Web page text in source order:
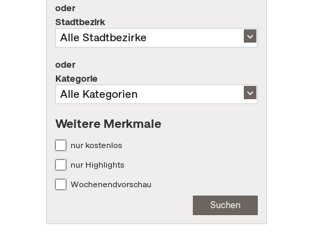
oder
Stadtbezirk
oder
Kategorie
Weitere Merkmale
nur kostenlos
nur Highlights
Wochenendvorschau
Suchen